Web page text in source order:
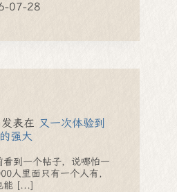
07-28
发表在 又一次体验到
强大
看到一个帖子，说哪怕一
人里面只有一个人有，
能 [...]